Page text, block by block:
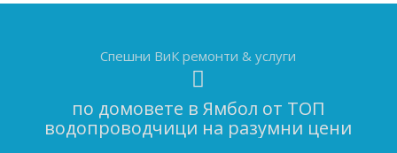
Спешни ВиК ремонти & услуги
по домовете в Ямбол от ТОП
водопроводчици на разумни цени